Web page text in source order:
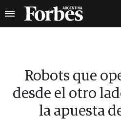
Robots que
desde el otro
la apuesta